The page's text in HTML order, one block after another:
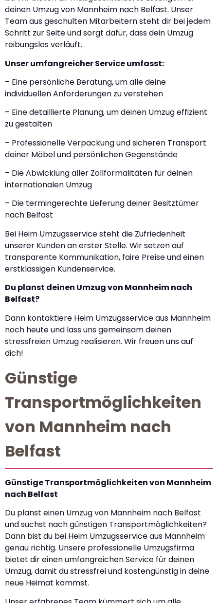
deinen Umzug von Mannheim nach Belfast. Unser
Team aus geschulten Mitarbeitern steht dir bei jedem
Schritt zur Seite und sorgt dafür, dass dein Umzug
reibungslos verläuft.
Unser umfangreicher Service umfasst:
– Eine persönliche Beratung, um alle deine
individuellen Anforderungen zu verstehen
– Eine detaillierte Planung, um deinen Umzug effizient
zu gestalten
– Professionelle Verpackung und sicheren Transport
deiner Möbel und persönlichen Gegenstände
– Die Abwicklung aller Zollformalitäten für deinen
internationalen Umzug
– Die termingerechte Lieferung deiner Besitztümer
nach Belfast
Bei Heim Umzugsservice steht die Zufriedenheit
unserer Kunden an erster Stelle. Wir setzen auf
transparente Kommunikation, faire Preise und einen
erstklassigen Kundenservice.
Du planst deinen Umzug von Mannheim nach
Belfast?
Dann kontaktiere Heim Umzugsservice aus Mannheim
noch heute und lass uns gemeinsam deinen
stressfreien Umzug realisieren. Wir freuen uns auf
dich!
Günstige
Transportmöglichkeiten
von Mannheim nach
Belfast
Günstige Transportmöglichkeiten von Mannheim
nach Belfast
Du planst einen Umzug von Mannheim nach Belfast
und suchst nach günstigen Transportmöglichkeiten?
Dann bist du bei Heim Umzugsservice aus Mannheim
genau richtig. Unsere professionelle Umzugsfirma
bietet dir einen umfangreichen Service für deinen
Umzug, damit du stressfrei und kostengünstig in deine
neue Heimat kommst.